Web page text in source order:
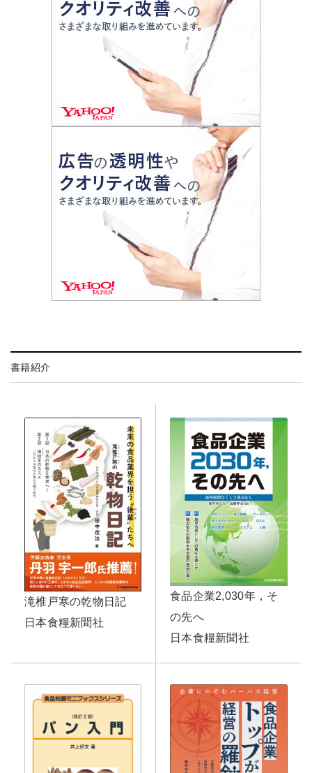
書籍紹介
滝椎戸寒の乾物日記
日本食糧新聞社
食品企業2,030年，そ
の先へ
日本食糧新聞社